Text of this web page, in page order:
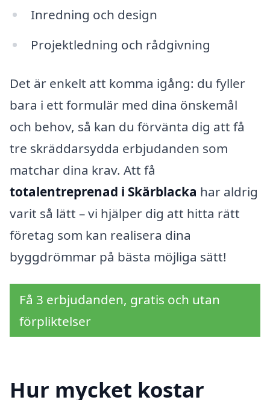
Inredning och design
Projektledning och rådgivning
Det är enkelt att komma igång: du fyller
bara i ett formulär med dina önskemål
och behov, så kan du förvänta dig att få
tre skräddarsydda erbjudanden som
matchar dina krav. Att få
totalentreprenad i Skärblacka har aldrig
varit så lätt – vi hjälper dig att hitta rätt
företag som kan realisera dina
byggdrömmar på bästa möjliga sätt!
Få 3 erbjudanden, gratis och utan
förpliktelser
Hur mycket kostar